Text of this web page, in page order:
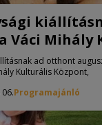
Váci Mihály
ad otthont
Kulturális Központ,
Programajánló